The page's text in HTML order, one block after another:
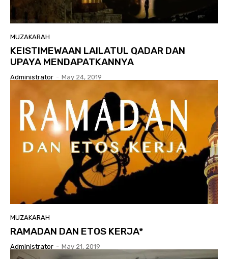
MUZAKARAH
KEISTIMEWAAN LAILATUL QADAR DAN
UPAYA MENDAPATKANNYA
Administrator - May 24, 2019
MUZAKARAH
RAMADAN DAN ETOS KERJA*
Administrator - May 21, 2019